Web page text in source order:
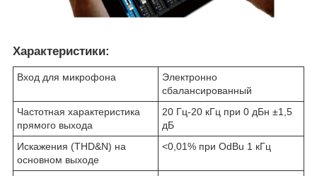
Характеристики:
Вход для микрофона
Электронно
сбалансированный
Частотная характеристика
прямого выхода
20 Гц-20 кГц при 0 дБн ±1,5
дБ
Искажения (THD&N) на
основном выходе
<0,01% при OdBu 1 кГц